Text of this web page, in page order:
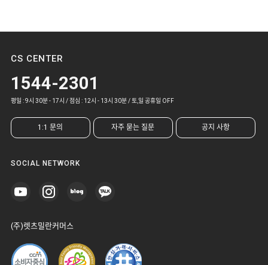
CS CENTER
1544-2301
평일 : 9시 30분 - 17시 / 점심 : 12시 - 13시 30분 / 토,일 공휴일 OFF
1:1 문의 자주 묻는 질문 공지 사항
SOCIAL NETWORK
(주)렛츠밀란커머스